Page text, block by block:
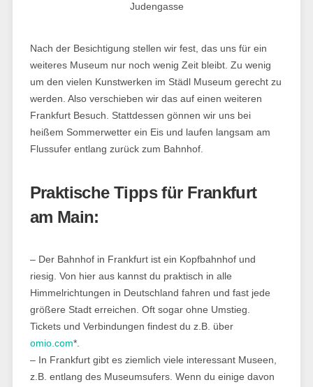
Nach der Besichtigung stellen wir fest, das uns für ein
weiteres Museum nur noch wenig Zeit bleibt. Zu wenig
um den vielen Kunstwerken im Städl Museum gerecht zu
werden. Also verschieben wir das auf einen weiteren
Frankfurt Besuch. Stattdessen gönnen wir uns bei
heißem Sommerwetter ein Eis und laufen langsam am
Flussufer entlang zurück zum Bahnhof.
Praktische Tipps für Frankfurt
am Main:
– Der Bahnhof in Frankfurt ist ein Kopfbahnhof und
riesig. Von hier aus kannst du praktisch in alle
Himmelrichtungen in Deutschland fahren und fast jede
größere Stadt erreichen. Oft sogar ohne Umstieg.
Tickets und Verbindungen findest du z.B. über
omio.com*.
– In Frankfurt gibt es ziemlich viele interessant Museen,
z.B. entlang des Museumsufers. Wenn du einige davon